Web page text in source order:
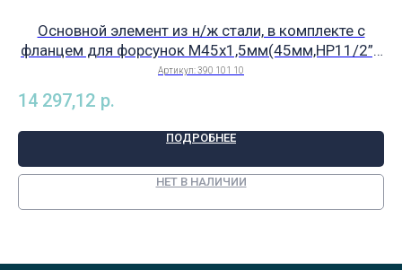
Основной элемент из н/ж стали, в комплекте с
фланцем для форсунок М45х1,5мм(45мм,НР11/2”),
Behnke(Германия), арт. 390 101 10
Артикул:390 101 10
14 297,12 р.
ПОДРОБНЕЕ
НЕТ В НАЛИЧИИ